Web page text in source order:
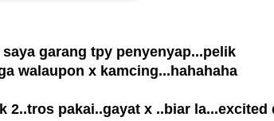
garang tpy penyenyap...pelik
walaupon x kamcing...hahahaha
2..tros pakai..gayat x ..biar la...excited